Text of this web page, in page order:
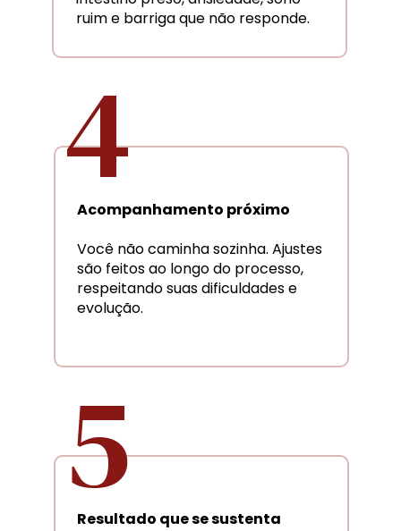
ruim e barriga que não responde.
4
5
Acompanhamento próximo
Você não caminha sozinha. Ajustes
são feitos ao longo do processo,
respeitando suas dificuldades e
evolução.
Resultado que se sustenta